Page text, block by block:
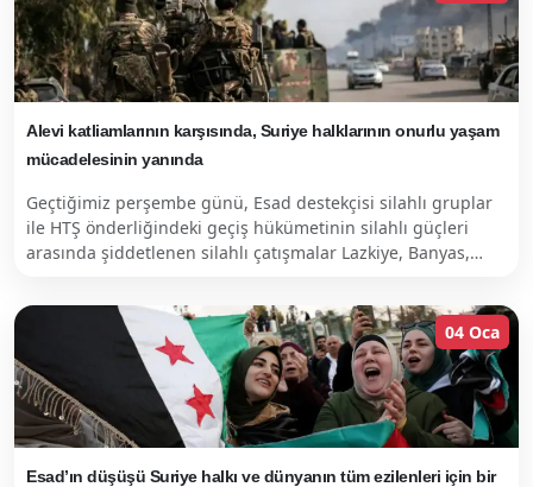
Alevi katliamlarının karşısında, Suriye halklarının onurlu yaşam
mücadelesinin yanında
Geçtiğimiz perşembe günü, Esad destekçisi silahlı gruplar
ile HTŞ önderliğindeki geçiş hükümetinin silahlı güçleri
arasında şiddetlenen silahlı çatışmalar Lazkiye, Banyas,…
04 Oca
Esad’ın düşüşü Suriye halkı ve dünyanın tüm ezilenleri için bir